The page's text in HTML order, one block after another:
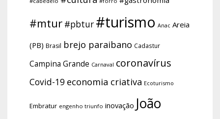
#mtur #pbtur #turismo Anac Areia
(PB) Brasil brejo paraibano Cadastur
Campina Grande Carnaval coronavírus
Covid-19 economia criativa Ecoturismo
Embratur engenho triunfo inovação João